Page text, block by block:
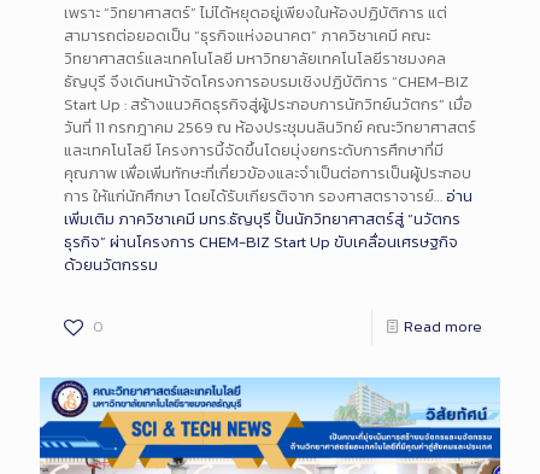
เพราะ “วิทยาศาสตร์” ไม่ได้หยุดอยู่เพียงในห้องปฏิบัติการ แต่
สามารถต่อยอดเป็น “ธุรกิจแห่งอนาคต” ภาควิชาเคมี คณะ
วิทยาศาสตร์และเทคโนโลยี มหาวิทยาลัยเทคโนโลยีราชมงคล
ธัญบุรี จึงเดินหน้าจัดโครงการอบรมเชิงปฏิบัติการ “CHEM-BIZ
Start Up : สร้างแนวคิดธุรกิจสู่ผู้ประกอบการนักวิทย์นวัตกร” เมื่อ
วันที่ 11 กรกฎาคม 2569 ณ ห้องประชุมนลินวิทย์ คณะวิทยาศาสตร์
และเทคโนโลยี โครงการนี้จัดขึ้นโดยมุ่งยกระดับการศึกษาที่มี
คุณภาพ เพื่อเพิ่มทักษะที่เกี่ยวข้องและจำเป็นต่อการเป็นผู้ประกอบ
การ ให้แก่นักศึกษา โดยได้รับเกียรติจาก รองศาสตราจารย์…อ่าน
เพิ่มเติม ภาควิชาเคมี มทร.ธัญบุรี ปั้นนักวิทยาศาสตร์สู่ “นวัตกร
ธุรกิจ” ผ่านโครงการ CHEM-BIZ Start Up ขับเคลื่อนเศรษฐกิจ
ด้วยนวัตกรรม
0 Read more